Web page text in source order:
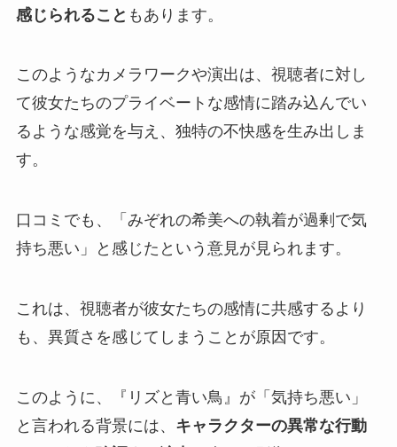
感じられること もあります。
このようなカメラワークや演出は、視聴者に対し
て彼女たちのプライベートな感情に踏み込んでい
るような感覚を与え、独特の不快感を生み出しま
す。
口コミでも、「みぞれの希美への執着が過剰で気
持ち悪い」と感じたという意見が見られます。
これは、視聴者が彼女たちの感情に共感するより
も、異質さを感じてしまうことが原因です。
このように、『リズと青い鳥』が「気持ち悪い」
と言われる背景には、 キャラクターの異常な行動